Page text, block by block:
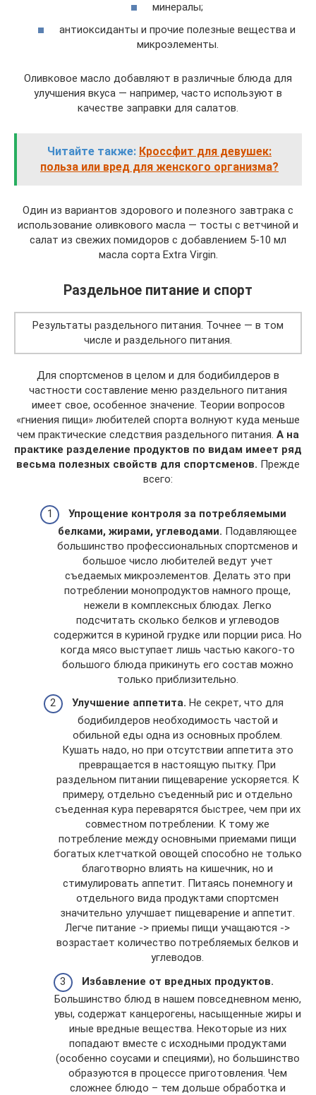
минералы;
антиоксиданты и прочие полезные вещества и
микроэлементы.
Оливковое масло добавляют в различные блюда для
улучшения вкуса — например, часто используют в
качестве заправки для салатов.
Читайте также: Кроссфит для девушек:
польза или вред для женского организма?
Один из вариантов здорового и полезного завтрака с
использование оливкового масла — тосты с ветчиной и
салат из свежих помидоров с добавлением 5-10 мл
масла сорта Extra Virgin.
Раздельное питание и спорт
Результаты раздельного питания. Точнее — в том
числе и раздельного питания.
Для спортсменов в целом и для бодибилдеров в
частности составление меню раздельного питания
имеет свое, особенное значение. Теории вопросов
«гниения пищи» любителей спорта волнуют куда меньше
чем практические следствия раздельного питания. А на
практике разделение продуктов по видам имеет ряд
весьма полезных свойств для спортсменов. Прежде
всего:
Упрощение контроля за потребляемыми
белками, жирами, углеводами. Подавляющее
большинство профессиональных спортсменов и
большое число любителей ведут учет
съедаемых микроэлементов. Делать это при
потреблении монопродуктов намного проще,
нежели в комплексных блюдах. Легко
подсчитать сколько белков и углеводов
содержится в куриной грудке или порции риса. Но
когда мясо выступает лишь частью какого-то
большого блюда прикинуть его состав можно
только приблизительно.
Улучшение аппетита. Не секрет, что для
бодибилдеров необходимость частой и
обильной еды одна из основных проблем.
Кушать надо, но при отсутствии аппетита это
превращается в настоящую пытку. При
раздельном питании пищеварение ускоряется. К
примеру, отдельно съеденный рис и отдельно
съеденная кура переварятся быстрее, чем при их
совместном потреблении. К тому же
потребление между основными приемами пищи
богатых клетчаткой овощей способно не только
благотворно влиять на кишечник, но и
стимулировать аппетит. Питаясь понемногу и
отдельного вида продуктами спортсмен
значительно улучшает пищеварение и аппетит.
Легче питание -> приемы пищи учащаются ->
возрастает количество потребляемых белков и
углеводов.
Избавление от вредных продуктов.
Большинство блюд в нашем повседневном меню,
увы, содержат канцерогены, насыщенные жиры и
иные вредные вещества. Некоторые из них
попадают вместе с исходными продуктами
(особенно соусами и специями), но большинство
образуются в процессе приготовления. Чем
сложнее блюдо – тем дольше обработка и